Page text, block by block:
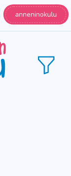
anneninokulu